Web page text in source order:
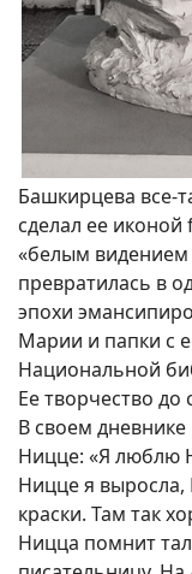
Башкирцева все-
сделал ее
«белым видением
превратилась в
эпохи
Марии и папки с
Национальной
Ее творчество до
В своем
Ницце: «Я люблю
Ницце я
краски. Там так
Ницца помнит